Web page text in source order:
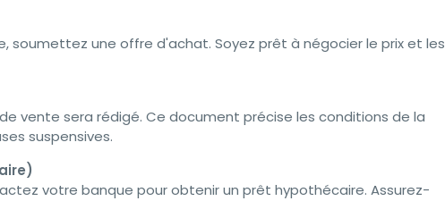
soumettez une offre d'achat. Soyez prêt à négocier le prix et les
vente sera rédigé. Ce document précise les conditions de la
suspensives.
votre banque pour obtenir un prêt hypothécaire. Assurez-